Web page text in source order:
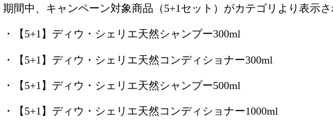
期間中、キャンペーン対象商品（5+1セット）がカテゴリより表示さ
・【5+1】ディウ・シェリエ天然シャンプー300ml
・【5+1】ディウ・シェリエ天然コンディショナー300ml
・【5+1】ディウ・シェリエ天然シャンプー500ml
・【5+1】ディウ・シェリエ天然コンディショナー1000ml